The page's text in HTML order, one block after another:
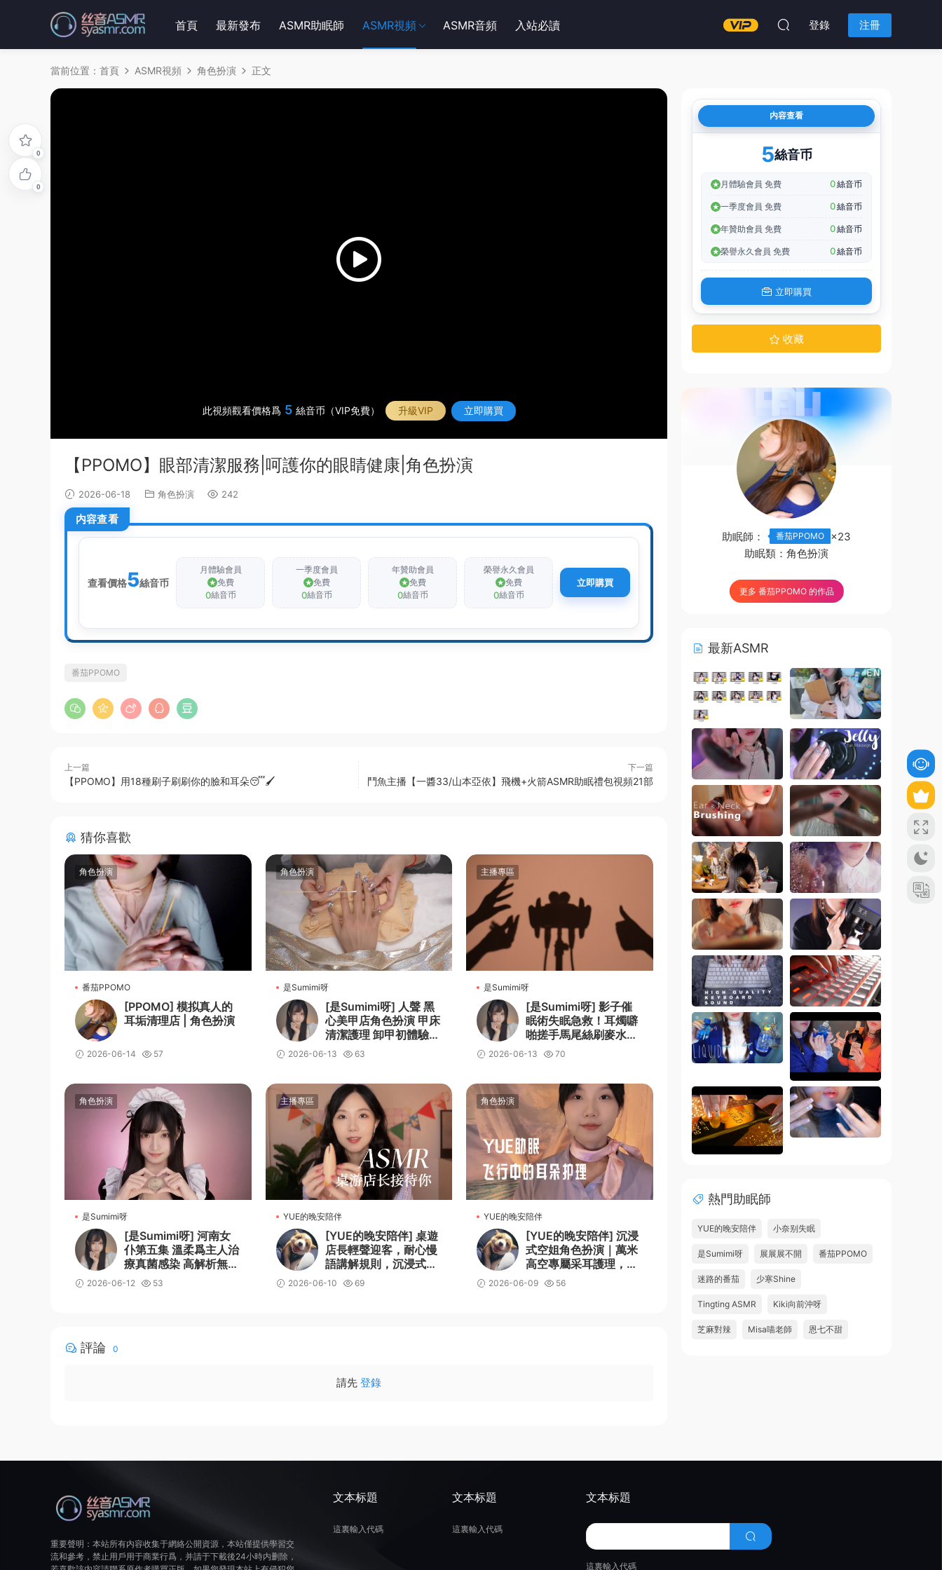
首頁 最新發布 ASMR助眠師 ASMR視頻 ASMR音頻 入站必讀 登錄 注冊
當前位置： 首頁 ASMR視頻 角色扮演 正文
此視頻觀看價格爲 5 絲音币（VIP免費） 升級VIP 立即購買
【PPOMO】眼部清潔服務|呵護你的眼睛健康|角色扮演
2026-06-18 角色扮演 242
内容查看
查看價格5絲音币
月體驗會員
免費
0絲音币
一季度會員
免費
0絲音币
年贊助會員
免費
0絲音币
榮譽永久會員
免費
0絲音币
立即購買
0
0
番茄PPOMO
上一篇
【PPOMO】用18種刷子刷刷你的臉和耳朵😴🖌️
下一篇
鬥魚主播【一醬33/山本亞依】飛機+火箭ASMR助眠禮包視頻21部
猜你喜歡
角色扮演
番茄PPOMO
[PPOMO] 模拟真人的
耳垢清理店 | 角色扮演
2026-06-14 57
角色扮演
是Sumimi呀
[是Sumimi呀] 人聲 黑
心美甲店角色扮演 甲床
清潔護理 卸甲初體驗
高保真無損 Sumimi
2026-06-13 63
主播專區
是Sumimi呀
[是Sumimi呀] 影子催
眠術失眠急救！耳燭噼
啪搓手馬尾絲刷麥水沙
漏搖鈴鵝毛棒
2026-06-13 70
角色扮演
是Sumimi呀
[是Sumimi呀] 河南女
仆第五集 溫柔爲主人治
療真菌感染 高解析無損
音質
2026-06-12 53
主播專區
YUE的晚安陪伴
[YUE的晚安陪伴] 桌遊
店長輕聲迎客，耐心慢
語講解規則，沉浸式助
眠場景體驗
2026-06-10 69
角色扮演
YUE的晚安陪伴
[YUE的晚安陪伴] 沉浸
式空姐角色扮演｜萬米
高空專屬采耳護理，溫
暖輕語伴你一夜好眠
2026-06-09 56
評論 0
請先 登錄
内容查看
5絲音币
月體驗會員 免費 0絲音币
一季度會員 免費 0絲音币
年贊助會員 免費 0絲音币
榮譽永久會員 免費 0絲音币
立即購買
收藏
助眠師： 番茄PPOMO
×23
助眠類： 角色扮演
更多 番茄PPOMO 的作品
最新ASMR
熱門助眠師
YUE的晚安陪伴 小奈别失眠
是Sumimi呀 展展展不開 番茄PPOMO
迷路的番茄 少寒Shine
Tingting ASMR Kiki向前沖呀
芝麻對辣 Misa喵老師 恩七不甜
重要聲明：本站所有内容收集于網絡公開資源，本站僅提供學習交
流和參考，禁止用戶用于商業行爲，并請于下載後24小時内删除，
文本标題
這裏輸入代碼
文本标題
這裏輸入代碼
文本标題
這裏輸入代碼